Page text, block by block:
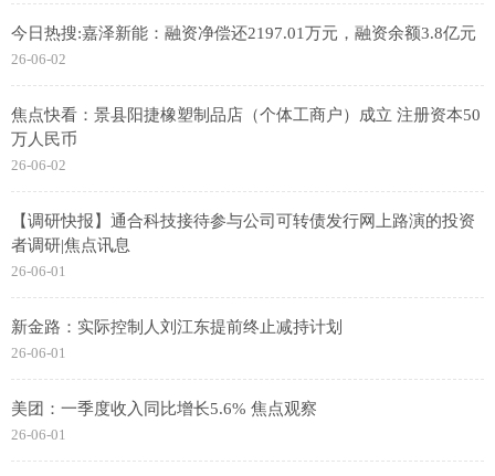
今日热搜:嘉泽新能：融资净偿还2197.01万元，融资余额3.8亿元
26-06-02
焦点快看：景县阳捷橡塑制品店（个体工商户）成立 注册资本50
万人民币
26-06-02
【调研快报】通合科技接待参与公司可转债发行网上路演的投资
者调研|焦点讯息
26-06-01
新金路：实际控制人刘江东提前终止减持计划
26-06-01
美团：一季度收入同比增长5.6% 焦点观察
26-06-01